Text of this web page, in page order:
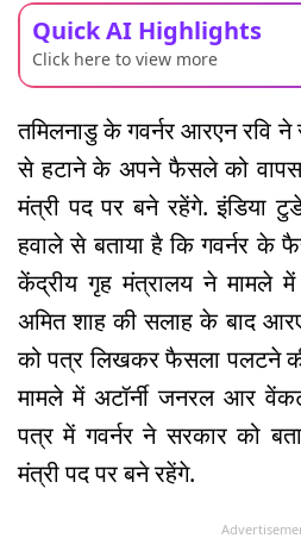
Quick AI Highlights
Click here to view more
तमिलनाडु के गवर्नर आरएन रवि
से हटाने के अपने फैसले को वापस
मंत्री पद पर बने रहेंगे. इंडिया
हवाले से बताया है कि गवर्नर
केंद्रीय गृह मंत्रालय ने मामले में
अमित शाह की सलाह के बाद
को पत्र लिखकर फैसला पलटने
मामले में अटॉर्नी जनरल आर
पत्र में गवर्नर ने सरकार को
मंत्री पद पर बने रहेंगे.